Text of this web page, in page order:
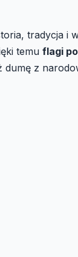
tradycja i
temu flagi
z